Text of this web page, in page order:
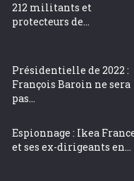
212 militants et
protecteurs de...
Présidentielle de 2022 :
François Baroin ne sera
pas...
Espionnage : Ikea
et ses ex-dirigeants en...